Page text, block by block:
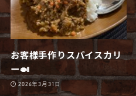
お客様手作りスパイスカリ
ー🍛
2026年3月31日